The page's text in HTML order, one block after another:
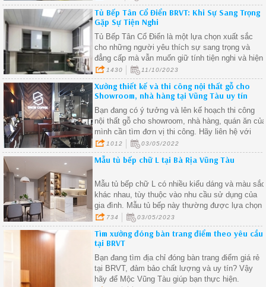
làm việc theo yêu cầu tại Vũng Tàu.
Tủ Bếp Tân Cổ Điển BRVT: Khi Sự Sang Trọng
Gặp Sự Tiện Nghi
Tủ Bếp Tân Cổ Điển là một lựa chọn xuất sắc
cho những người yêu thích sự sang trọng và
đẳng cấp mà vẫn muốn giữ tính tiện nghi và hiện
đại trong ngôi nhà của họ.
1430 11/10/2023
Xưởng thiết kế và thi công nội thất gỗ cho
Showroom, nhà hàng tại Vũng Tàu uy tín
Bạn đang có ý tưởng và lên kế hoạch thi công
nội thất gỗ cho showroom, nhà hàng, quán ăn của
mình cần tìm đơn vị thi công. Hãy liên hệ với
Mộc Vũng Tàu để được tư vấn và thực hiện ý
tưởng của mình thành hiện thực.
1012 03/05/2022
Mẫu tủ bếp chữ L tại Bà Rịa Vũng Tàu
Mẫu tủ bếp chữ L có nhiều kiểu dáng và màu sắc
khác nhau, tùy thuộc vào nhu cầu sử dụng của
gia đình. Mẫu tủ bếp này thường được lựa chọn
bởi tính tiện dụng và tiết kiệm diện tích
734 03/05/2023
Tìm xưởng đóng bàn trang điểm theo yêu cầu
tại BRVT
Bạn đang tìm địa chỉ đóng bàn trang điểm giá rẻ
tại BRVT, đảm bảo chất lượng và uy tín? Vậy
hãy để Mộc Vũng Tàu giúp bạn thực hiện.